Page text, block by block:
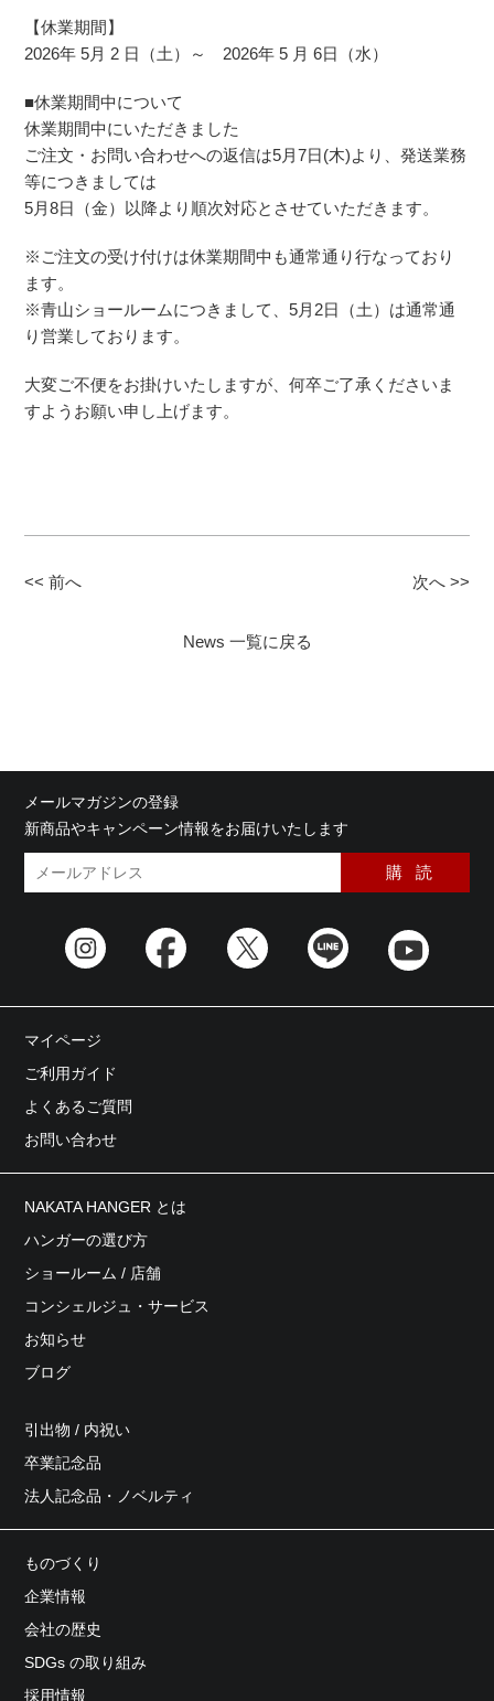
【休業期間】
2026年 5月 2 日（土）～ 2026年 5 月 6日（水）
■休業期間中について
休業期間中にいただきました
ご注文・お問い合わせへの返信は5月7日(木)より、発送業務
等につきましては
5月8日（金）以降より順次対応とさせていただきます。
※ご注文の受け付けは休業期間中も通常通り行なっており
ます。
※青山ショールームにつきまして、5月2日（土）は通常通
り営業しております。
大変ご不便をお掛けいたしますが、何卒ご了承くださいま
すようお願い申し上げます。
<< 前へ 次へ >>
News 一覧に戻る
メールマガジンの登録
新商品やキャンペーン情報をお届けいたします
マイページ
ご利用ガイド
よくあるご質問
お問い合わせ
NAKATA HANGER とは
ハンガーの選び方
ショールーム / 店舗
コンシェルジュ・サービス
お知らせ
ブログ
引出物 / 内祝い
卒業記念品
法人記念品・ノベルティ
ものづくり
企業情報
会社の歴史
SDGs の取り組み
採用情報